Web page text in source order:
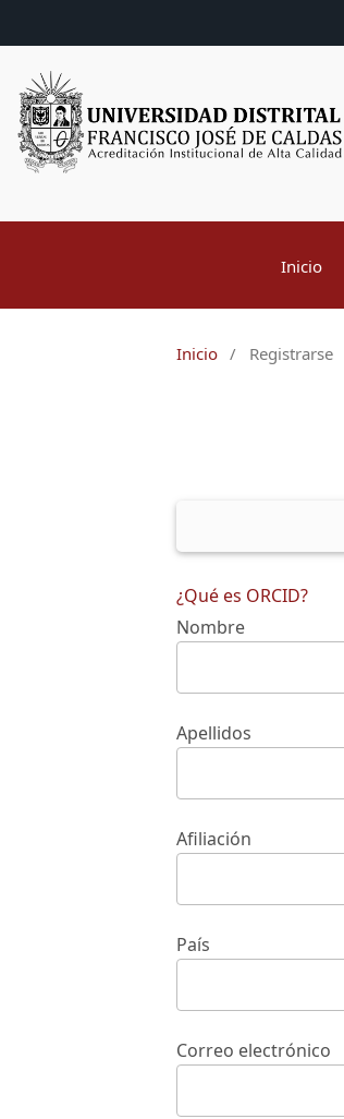
Inicio
Inicio / Registrarse
¿Qué es ORCID?
Nombre
Apellidos
Afiliación
País
Correo electrónico